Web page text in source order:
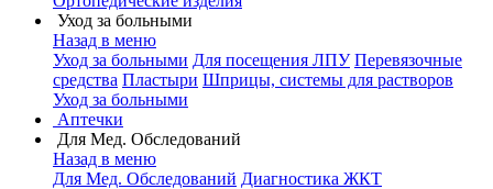
Уход за больными
Назад в меню
Уход за больными Для посещения ЛПУ Перевязочные
средства Пластыри Шприцы, системы для растворов
Уход за больными
Аптечки
Для Мед. Обследований
Назад в меню
Для Мед. Обследований Диагностика ЖКТ